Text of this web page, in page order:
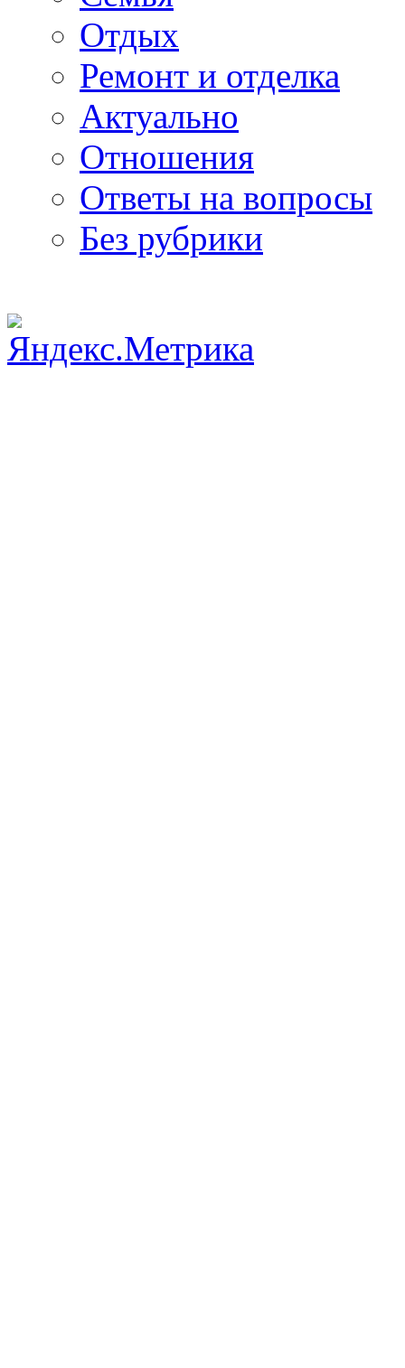
Отдых
Ремонт и отделка
Актуально
Отношения
Ответы на вопросы
Без рубрики